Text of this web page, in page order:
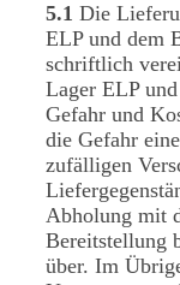
5.1 Die
ELP und dem
schriftlich
Lager ELP
Gefahr und
die Gefahr
zufälligen
Abholung mit
Bereitstellung
über. Im